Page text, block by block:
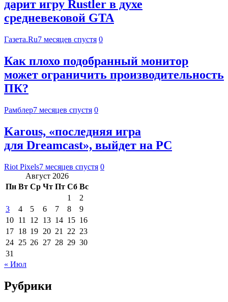
дарит игру Rustler в духе
средневековой GTA
Газета.Ru7 месяцев спустя 0
Как плохо подобранный монитор
может ограничить производительность
ПК?
Рамблер7 месяцев спустя 0
Karous, «последняя игра
для Dreamcast», выйдет на PC
Riot Pixels7 месяцев спустя 0
Август 2026
Пн Вт Ср Чт Пт Сб Вс
1
2
3
4 5 6 7 8
9
10 11 12 13 14 15 16
17 18 19 20 21 22 23
24 25 26 27 28 29 30
31
« Июл
Рубрики